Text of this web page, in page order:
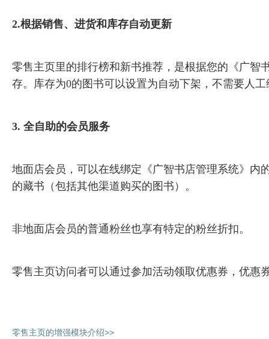
2.根据销售、进货和库存自动更新
零售主页里的排行榜和新书推荐，是根据您的《广智
存。库存为0的图书可以设置为自动下架，不需要人工
3. 全自助的会员服务
地面店会员，可以在线绑定《广智书店管理系统》内
的藏书（包括其他渠道购买的图书）。
非地面店会员的普通粉丝也享有特定的粉丝折扣。
零售主页访问者可以通过参加活动领取优惠券，优惠
零售主页的增强模块介绍>>